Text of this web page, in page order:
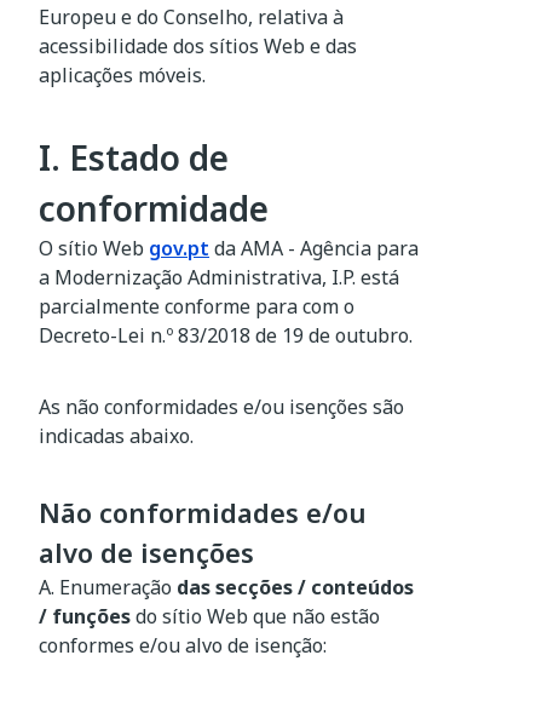
Europeu e do Conselho, relativa à
acessibilidade dos sítios Web e das
aplicações móveis.
I. Estado de
conformidade
O sítio Web gov.pt daAMA - Agência para
a Modernização Administrativa, I.P. está
parcialmente conforme para com o
Decreto-Lei n.º 83/2018 de 19 de outubro.
As não conformidades e/ou isenções são
indicadas abaixo.
Não conformidades e/ou
alvo de isenções
A. Enumeração das secções / conteúdos
/ funçõesdo sítio Web que não estão
conformes e/ou alvo de isenção: